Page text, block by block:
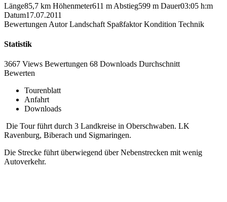
Länge85,7 km Höhenmeter611 m Abstieg599 m Dauer03:05 h:m
Datum17.07.2011
Bewertungen Autor Landschaft Spaßfaktor Kondition Technik
Statistik
3667 Views Bewertungen 68 Downloads Durchschnitt
Bewerten
Tourenblatt
Anfahrt
Downloads
Die Tour führt durch 3 Landkreise in Oberschwaben. LK
Ravenburg, Biberach und Sigmaringen.
Die Strecke führt überwiegend über Nebenstrecken mit wenig
Autoverkehr.